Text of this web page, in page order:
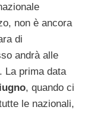
non è ancora
di
andrà alle
. La prima data
, quando ci
le nazionali,